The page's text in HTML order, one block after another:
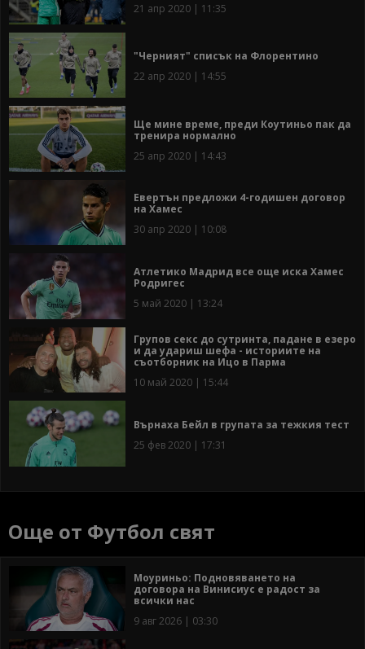
21 апр 2020 | 11:35
"Черният" списък на Флорентино
22 апр 2020 | 14:55
Ще мине време, преди Коутиньо пак да
тренира нормално
25 апр 2020 | 14:43
Евертън предложи 4-годишен договор
на Хамес
30 апр 2020 | 10:08
Атлетико Мадрид все още иска Хамес
Родригес
5 май 2020 | 13:24
Групов секс до сутринта, падане в езеро
и да удариш шефа - историите на
съотборник на Ицо в Парма
10 май 2020 | 15:44
Върнаха Бейл в групата за тежкия тест
25 фев 2020 | 17:31
Още от Футбол свят
Моуриньо: Подновяването на
договора на Винисиус е радост за
всички нас
9 авг 2026 | 03:30